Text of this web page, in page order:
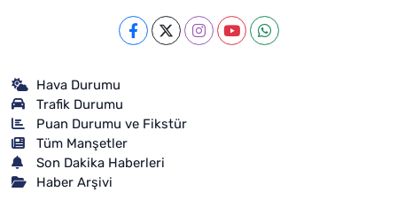
Hava Durumu
Trafik Durumu
Puan Durumu ve Fikstür
Tüm Manşetler
Son Dakika Haberleri
Haber Arşivi